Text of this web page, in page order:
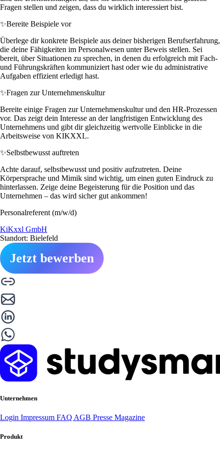
Fragen stellen und zeigen, dass du wirklich interessiert bist.
✨Bereite Beispiele vor
Überlege dir konkrete Beispiele aus deiner bisherigen Berufserfahrung,
die deine Fähigkeiten im Personalwesen unter Beweis stellen. Sei
bereit, über Situationen zu sprechen, in denen du erfolgreich mit Fach-
und Führungskräften kommuniziert hast oder wie du administrative
Aufgaben effizient erledigt hast.
✨Fragen zur Unternehmenskultur
Bereite einige Fragen zur Unternehmenskultur und den HR-Prozessen
vor. Das zeigt dein Interesse an der langfristigen Entwicklung des
Unternehmens und gibt dir gleichzeitig wertvolle Einblicke in die
Arbeitsweise von KIKXXL.
✨Selbstbewusst auftreten
Achte darauf, selbstbewusst und positiv aufzutreten. Deine
Körpersprache und Mimik sind wichtig, um einen guten Eindruck zu
hinterlassen. Zeige deine Begeisterung für die Position und das
Unternehmen – das wird sicher gut ankommen!
Personalreferent (m/w/d)
KiKxxl GmbH
Standort: Bielefeld
Jetzt bewerben
Unternehmen
Login Impressum FAQ AGB Presse Magazine
Produkt